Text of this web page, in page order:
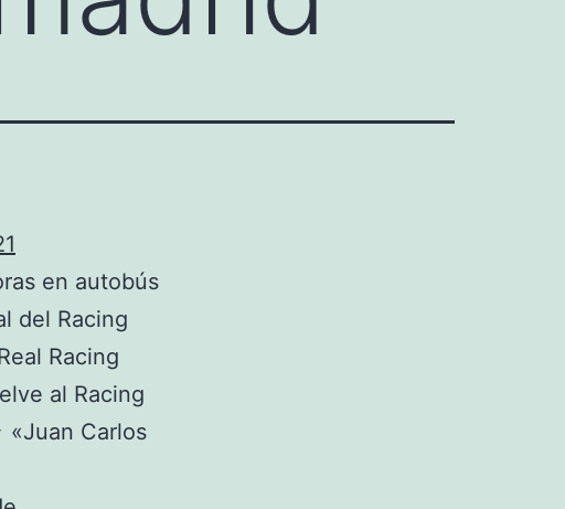
en autobús
del Racing
Racing
al Racing
«Juan Carlos